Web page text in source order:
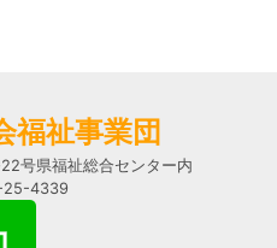
福祉事業団
号県福祉総合センター内
25-4339